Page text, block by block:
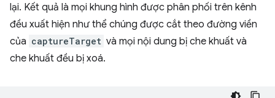
lại. Kết quả là mọi khung hình được phân phối trên kênh
đều xuất hiện như thể chúng được cắt theo đường viền
của captureTarget và mọi nội dung bị che khuất và
che khuất đều bị xoá.